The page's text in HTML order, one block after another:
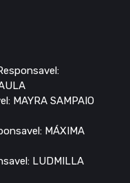
MAYRA SAMPAIO
MÁXIMA
LUDMILLA